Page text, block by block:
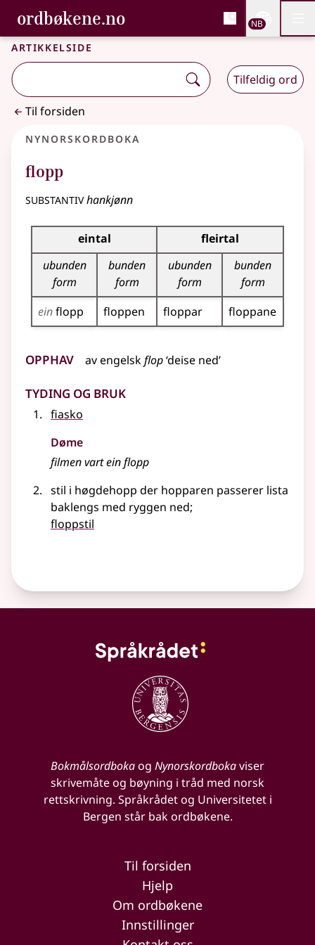
Gå til hovedinnhold
Tilgjengelighet
ordbøkene.no, Bokmålsordboka og
Bokmålsordboka og Nynorskordboka
NB
Artikkelside
Tilfeldig ord
Til forsiden
Nynorskordboka
flopp
substantivhankjønn
Bøyningstabell for dette substantivet
eintal
fleirtal
ubunden
form
bunden
form
ubunden
form
bunden
form
einflopp floppen floppar floppane
Opphav avengelskflop‘deise ned’
Tyding og bruk
fiasko
Døme
filmen vart ein flopp
stil i høgdehopp der hopparen passerer lista
baklengs med ryggen ned;
floppstil
Bokmålsordbokaog Nynorskordbokaviser
skrivemåte og bøyning i tråd med norsk
rettskrivning. Språkrådet og Universitetet i
Bergen står bak ordbøkene.
Til forsiden
Hjelp
Om ordbøkene
Innstillinger